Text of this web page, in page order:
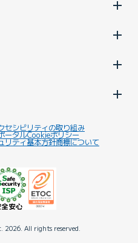
セシビリティの取り組み
ータルCookieポリシー
リティ基本方針商標について
2026. All rights reserved.